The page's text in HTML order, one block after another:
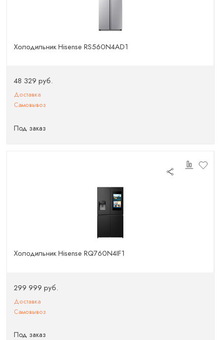
Холодильник Hisense RS560N4AD1
48 329 руб.
Доставка
Самовывоз
Под заказ
Холодильник Hisense RQ760N4IF1
299 999 руб.
Доставка
Самовывоз
Под заказ